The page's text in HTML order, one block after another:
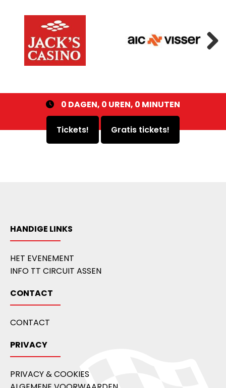
0 DAGEN, 0 UREN, 0 MINUTEN
Tickets! Gratis tickets!
HANDIGE LINKS
HET EVENEMENT
INFO TT CIRCUIT ASSEN
CONTACT
CONTACT
PRIVACY
PRIVACY & COOKIES